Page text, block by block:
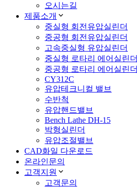
오시는길
제품소개
중실형 회전유압실린더
중공형 회전유압실린더
고속중실형 유압실린더
중실형 로타리 에어실린더
중공형 로타리 에어실린더
CY312C
유압테크니컬 밸브
수반척
유압핸드밸브
Bench Lathe DH-15
박형실린더
유압조절밸브
CAD화일 다운로드
온라인문의
고객지원
고객문의